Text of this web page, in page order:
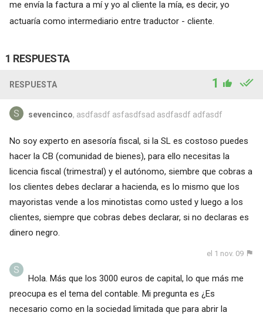
me envía la factura a mí y yo al cliente la mía, es decir, yo
actuaría como intermediario entre traductor - cliente.
1 RESPUESTA
RESPUESTA 1
sevencinco, asdfasdf asfasdfsad asdfasdf adfasdf
No soy experto en asesoría fiscal, si la SL es costoso puedes
hacer la CB (comunidad de bienes), para ello necesitas la
licencia fiscal (trimestral) y el autónomo, siembre que cobras a
los clientes debes declarar a hacienda, es lo mismo que los
mayoristas vende a los minotistas como usted y luego a los
clientes, siempre que cobras debes declarar, si no declaras es
dinero negro.
el 1 nov. 09
Hola. Más que los 3000 euros de capital, lo que más me
preocupa es el tema del contable. Mi pregunta es ¿Es
necesario como en la sociedad limitada que para abrir la